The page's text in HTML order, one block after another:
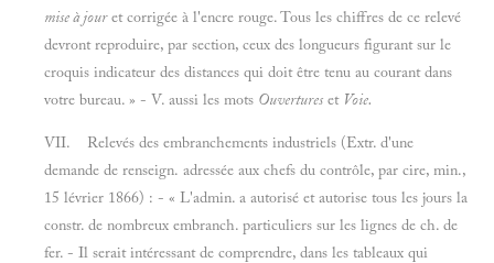
mise à jouret corrigée à l'encre rouge. Tous les chiffres de ce relevé
devront reproduire, par section, ceux des longueurs figurant sur le
croquis indicateur des distances qui doit être tenu au courant dans
votre bureau. » - V. aussi les mots Ouvertures et Voie.
VII. Relevés des embranchements industriels (Extr. d'une
demande de renseign. adressée aux chefs du contrôle, par cire, min.,
15 lévrier 1866) : - « L'admin. a autorisé et autorise tous les jours la
constr. de nombreux embranch. particuliers sur les lignes de ch. de
fer. - Il serait intéressant de comprendre, dans les tableaux qui